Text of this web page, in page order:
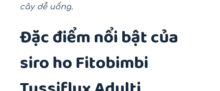
cây dễ uống.
Đặc điểm nổi bật của
siro ho Fitobimbi